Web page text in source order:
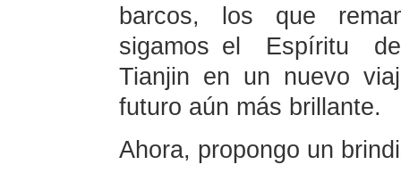
barcos, los que
sigamos el Espíritu
Tianjin en un nuevo
futuro aún más brillante.
Ahora, propongo un